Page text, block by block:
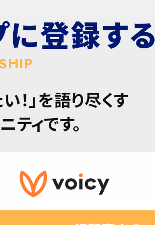
に登録する
！」を語り尽くす
ティです。